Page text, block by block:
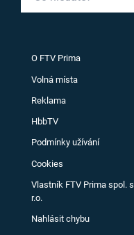
O FTV Prima
Volná místa
Reklama
HbbTV
Podmínky užívání
Cookies
Vlastník FTV Prima spol. s
r.o.
Nahlásit chybu